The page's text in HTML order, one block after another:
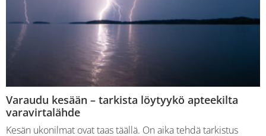
Varaudu kesään – tarkista löytyykö apteekilta
varavirtalähde
Kesän ukonilmat ovat taas täällä. On aika tehdä tarkistus